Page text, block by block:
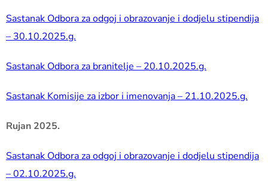
Sastanak Odbora za odgoj i obrazovanje i dodjelu stipendija
– 30.10.2025.g.
Sastanak Odbora za branitelje – 20.10.2025.g.
Sastanak Komisije za izbor i imenovanja – 21.10.2025.g.
Rujan 2025.
Sastanak Odbora za odgoj i obrazovanje i dodjelu stipendija
– 02.10.2025.g.